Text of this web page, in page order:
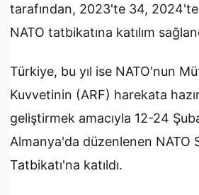
tarafından, 2023'te 34,
NATO tatbikatına katılım
Türkiye, bu yıl ise NATO'nun
Kuvvetinin (ARF) harekata
geliştirmek amacıyla 12-24
Almanya'da düzenlenen NATO
Tatbikatı'na katıldı.